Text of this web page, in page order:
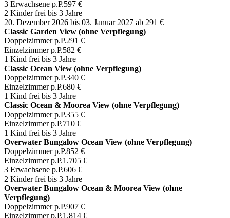
3 Erwachsene p.P.597 €
2 Kinder frei bis 3 Jahre
20. Dezember 2026 bis 03. Januar 2027 ab 291 €
Classic Garden View (ohne Verpflegung)
Doppelzimmer p.P.291 €
Einzelzimmer p.P.582 €
1 Kind frei bis 3 Jahre
Classic Ocean View (ohne Verpflegung)
Doppelzimmer p.P.340 €
Einzelzimmer p.P.680 €
1 Kind frei bis 3 Jahre
Classic Ocean & Moorea View (ohne Verpflegung)
Doppelzimmer p.P.355 €
Einzelzimmer p.P.710 €
1 Kind frei bis 3 Jahre
Overwater Bungalow Ocean View (ohne Verpflegung)
Doppelzimmer p.P.852 €
Einzelzimmer p.P.1.705 €
3 Erwachsene p.P.606 €
2 Kinder frei bis 3 Jahre
Overwater Bungalow Ocean & Moorea View (ohne
Verpflegung)
Doppelzimmer p.P.907 €
Einzelzimmer p.P.1.814 €